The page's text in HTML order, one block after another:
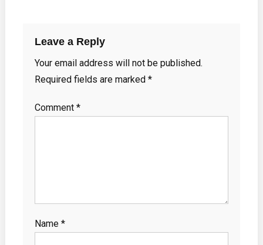
Leave a Reply
Your email address will not be published.
Required fields are marked *
Comment *
Name *